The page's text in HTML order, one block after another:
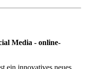
Media - online-
ein innovatives neues